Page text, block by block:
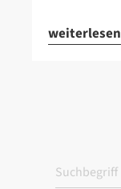
weiterlesen